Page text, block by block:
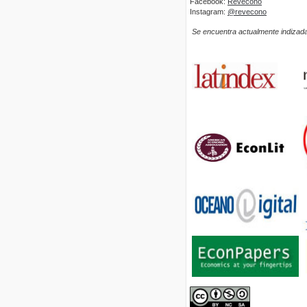
Instagram: @revecono
Se encuentra actualmente